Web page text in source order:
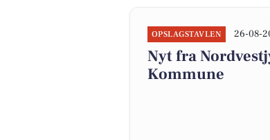
OPSLAGSTAVLEN 26-08-
Nyt fra
Kommune